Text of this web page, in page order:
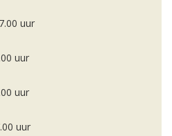
uur
uur
uur
uur